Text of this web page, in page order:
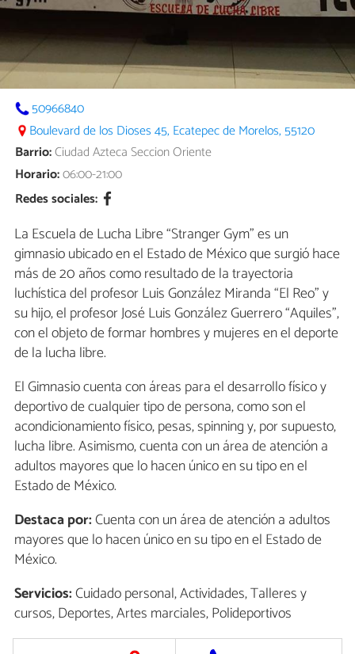
50966840
Boulevard de los Dioses 45, Ecatepec de Morelos, 55120
Barrio:Ciudad Azteca Seccion Oriente
Horario:06:00-21:00
Redes sociales:
La Escuela de Lucha Libre “Stranger Gym” es un
gimnasio ubicado en el Estado de México que surgió hace
más de 20 años como resultado de la trayectoria
luchística del profesor Luis González Miranda “El Reo” y
su hijo, el profesor José Luis González Guerrero “Aquiles”,
con el objeto de formar hombres y mujeres en el deporte
de la lucha libre.
El Gimnasio cuenta con áreas para el desarrollo físico y
deportivo de cualquier tipo de persona, como son el
acondicionamiento físico, pesas, spinning y, por supuesto,
lucha libre. Asimismo, cuenta con un área de atención a
adultos mayores que lo hacen único en su tipo en el
Estado de México.
Destaca por:Cuenta con un área de atención a adultos
mayores que lo hacen único en su tipo en el Estado de
México.
Servicios:Cuidado personal, Actividades, Talleres y
cursos, Deportes, Artes marciales, Polideportivos